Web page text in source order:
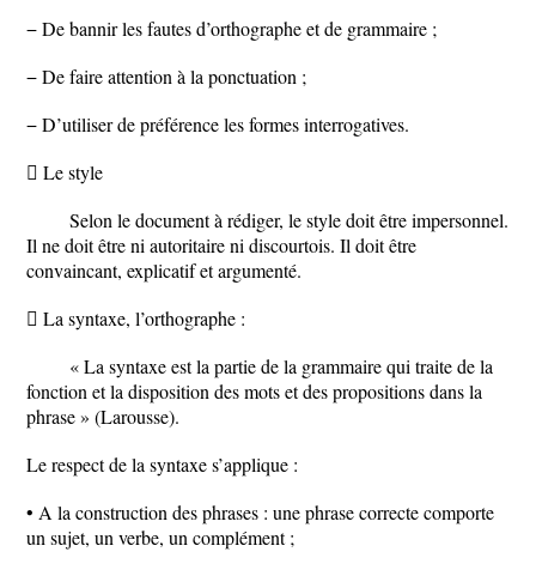
− De bannir les fautes d’orthographe et de grammaire ;
− De faire attention à la ponctuation ;
− D’utiliser de préférence les formes interrogatives.
 Le style
Selon le document à rédiger, le style doit être impersonnel.
Il ne doit être ni autoritaire ni discourtois. Il doit être
convaincant, explicatif et argumenté.
 La syntaxe, l’orthographe :
« La syntaxe est la partie de la grammaire qui traite de la
fonction et la disposition des mots et des propositions dans la
phrase » (Larousse).
Le respect de la syntaxe s’applique :
• A la construction des phrases : une phrase correcte comporte
un sujet, un verbe, un complément ;